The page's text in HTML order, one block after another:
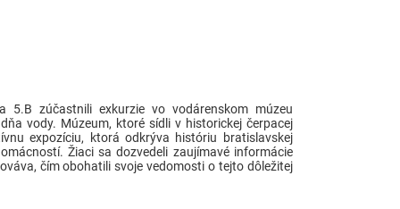
zúčastnili exkurzie vo vodárenskom múzeu
vody. Múzeum, ktoré sídli v historickej čerpacej
expozíciu, ktorá odkrýva históriu bratislavskej
Žiaci sa dozvedeli zaujímavé informácie
čím obohatili svoje vedomosti o tejto dôležitej